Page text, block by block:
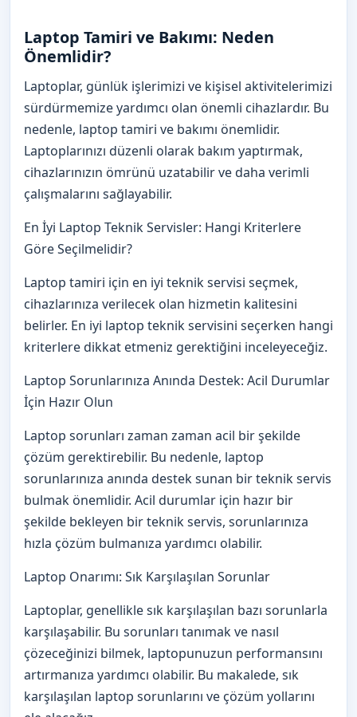
Laptop Tamiri ve Bakımı: Neden
Önemlidir?
Laptoplar, günlük işlerimizi ve kişisel aktivitelerimizi
sürdürmemize yardımcı olan önemli cihazlardır. Bu
nedenle, laptop tamiri ve bakımı önemlidir.
Laptoplarınızı düzenli olarak bakım yaptırmak,
cihazlarınızın ömrünü uzatabilir ve daha verimli
çalışmalarını sağlayabilir.
En İyi Laptop Teknik Servisler: Hangi Kriterlere
Göre Seçilmelidir?
Laptop tamiri için en iyi teknik servisi seçmek,
cihazlarınıza verilecek olan hizmetin kalitesini
belirler. En iyi laptop teknik servisini seçerken hangi
kriterlere dikkat etmeniz gerektiğini inceleyeceğiz.
Laptop Sorunlarınıza Anında Destek: Acil Durumlar
İçin Hazır Olun
Laptop sorunları zaman zaman acil bir şekilde
çözüm gerektirebilir. Bu nedenle, laptop
sorunlarınıza anında destek sunan bir teknik servis
bulmak önemlidir. Acil durumlar için hazır bir
şekilde bekleyen bir teknik servis, sorunlarınıza
hızla çözüm bulmanıza yardımcı olabilir.
Laptop Onarımı: Sık Karşılaşılan Sorunlar
Laptoplar, genellikle sık karşılaşılan bazı sorunlarla
karşılaşabilir. Bu sorunları tanımak ve nasıl
çözeceğinizi bilmek, laptopunuzun performansını
artırmanıza yardımcı olabilir. Bu makalede, sık
karşılaşılan laptop sorunlarını ve çözüm yollarını